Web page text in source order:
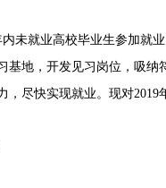
就业高校毕业生参加就业
基地，开发见习岗位，吸
，尽快实现就业。现对